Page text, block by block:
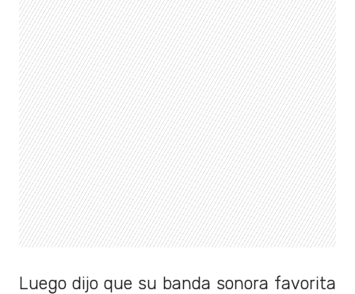
Luego dijo que su banda sonora favorita